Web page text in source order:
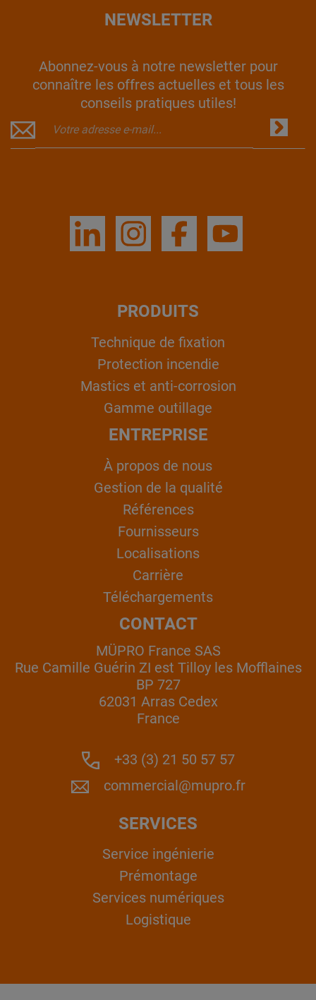
NEWSLETTER
Abonnez-vous à notre newsletter pour
connaître les offres actuelles et tous les
conseils pratiques utiles!
PRODUITS
Technique de fixation
Protection incendie
Mastics et anti-corrosion
Gamme outillage
ENTREPRISE
À propos de nous
Gestion de la qualité
Références
Fournisseurs
Localisations
Carrière
Téléchargements
CONTACT
MÜPRO France SAS
Rue Camille Guérin ZI est Tilloy les Mofflaines
BP 727
62031 Arras Cedex
France
+33 (3) 21 50 57 57
commercial@mupro.fr
SERVICES
Service ingénierie
Prémontage
Services numériques
Logistique